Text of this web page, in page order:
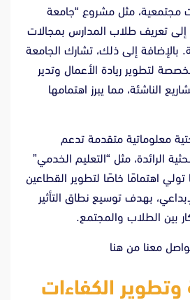
مجتمعية، مثل مشروع “جامعة
إلى تعريف طلاب المدارس بمجالات
بالإضافة إلى ذلك، تشارك الجامعة
لتطوير ريادة الأعمال وتدير
الناشئة، مما يبرز اهتمامها
معلوماتية متقدمة تدعم
الرائدة، مثل “التعليم الخدمي”
تولي اهتمامًا خاصًا لتطوير القطاعين
بهدف توسيع نطاق التأثير
بين الطلاب والمجتمع.
معنا من هنا
وتطوير الكفاءات